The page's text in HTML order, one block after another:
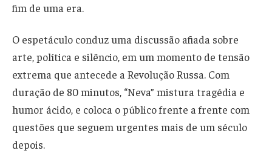
fim de uma era.
O espetáculo conduz uma discussão afiada sobre
arte, política e silêncio, em um momento de tensão
extrema que antecede a Revolução Russa. Com
duração de 80 minutos, “Neva” mistura tragédia e
humor ácido, e coloca o público frente a frente com
questões que seguem urgentes mais de um século
depois.